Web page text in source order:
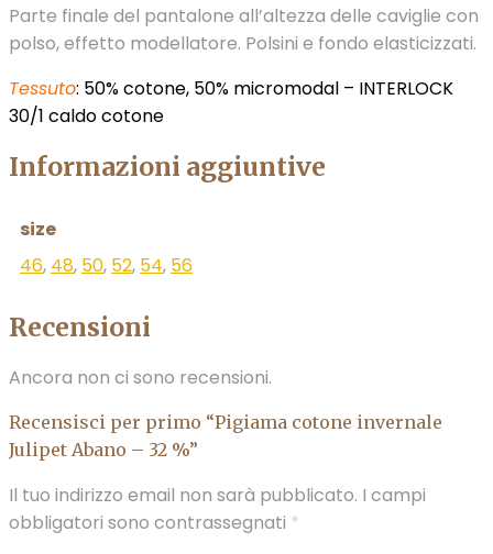
Parte finale del pantalone all’altezza delle caviglie con
polso, effetto modellatore. Polsini e fondo elasticizzati.
Tessuto: 50% cotone, 50% micromodal – INTERLOCK
30/1 caldo cotone
Informazioni aggiuntive
size
46, 48, 50, 52, 54, 56
Recensioni
Ancora non ci sono recensioni.
Recensisci per primo “Pigiama cotone invernale
Julipet Abano – 32 %”
Il tuo indirizzo email non sarà pubblicato. I campi
obbligatori sono contrassegnati *